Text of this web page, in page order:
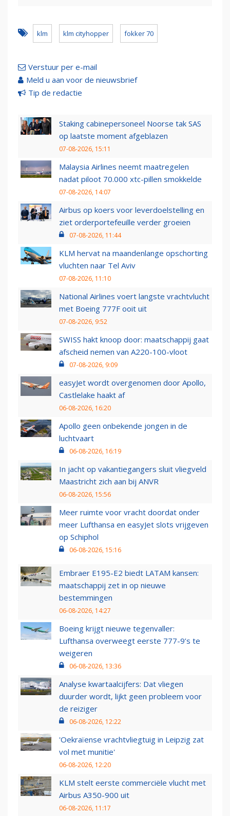
klm klm cityhopper fokker 70
Verstuur per e-mail
Meld u aan voor de nieuwsbrief
Tip de redactie
Staking cabinepersoneel Noorse tak SAS
op laatste moment afgeblazen
07-08-2026, 15:11
Malaysia Airlines neemt maatregelen
nadat piloot 70.000 xtc-pillen smokkelde
07-08-2026, 14:07
Airbus op koers voor leverdoelstelling en
ziet orderportefeuille verder groeien
07-08-2026, 11:44
KLM hervat na maandenlange opschorting
vluchten naar Tel Aviv
07-08-2026, 11:10
National Airlines voert langste vrachtvlucht
met Boeing 777F ooit uit
07-08-2026, 9:52
SWISS hakt knoop door: maatschappij gaat
afscheid nemen van A220-100-vloot
07-08-2026, 9:09
easyJet wordt overgenomen door Apollo,
Castlelake haakt af
06-08-2026, 16:20
Apollo geen onbekende jongen in de
luchtvaart
06-08-2026, 16:19
In jacht op vakantiegangers sluit vliegveld
Maastricht zich aan bij ANVR
06-08-2026, 15:56
Meer ruimte voor vracht doordat onder
meer Lufthansa en easyJet slots vrijgeven
op Schiphol
06-08-2026, 15:16
Embraer E195-E2 biedt LATAM kansen:
maatschappij zet in op nieuwe
bestemmingen
06-08-2026, 14:27
Boeing krijgt nieuwe tegenvaller:
Lufthansa overweegt eerste 777-9’s te
weigeren
06-08-2026, 13:36
Analyse kwartaalcijfers: Dat vliegen
duurder wordt, lijkt geen probleem voor
de reiziger
06-08-2026, 12:22
'Oekraïense vrachtvliegtuig in Leipzig zat
vol met munitie'
06-08-2026, 12:20
KLM stelt eerste commerciële vlucht met
Airbus A350-900 uit
06-08-2026, 11:17